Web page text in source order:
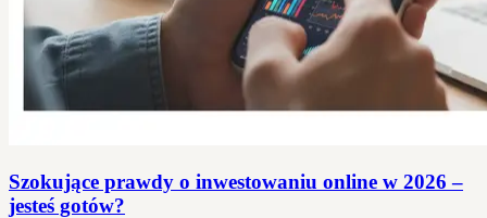
Szokujące prawdy o inwestowaniu online w 2026 –
jesteś gotów?